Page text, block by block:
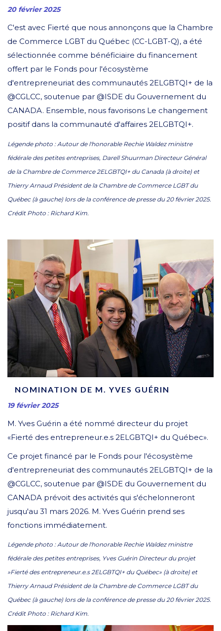
20 février 2025
C'est avec Fierté que nous annonçons que la Chambre
de Commerce LGBT du Québec (CC-LGBT-Q), a été
sélectionnée comme bénéficiaire du financement
offert par le Fonds pour l'écosystème
d'entrepreneuriat des communautés 2ELGBTQI+ de la
@CGLCC, soutenue par @ISDE du Gouvernement du
CANADA. Ensemble, nous favorisons Le changement
positif dans la communauté d'affaires 2ELGBTQI+.
Légende photo : Autour de l'honorable Rechie Waldez ministre
fédérale des petites entreprises, Darell Shuurman Directeur Général
de la Chambre de Commerce 2ELGBTQI+ du Canada (à droite) et
Thierry Arnaud Président de la Chambre de Commerce LGBT du
Québec (à gauche) lors de la conférence de presse du 20 février 2025.
Crédit Photo : Richard Kim.
NOMINATION DE M. YVES GUÉRIN
19 février 2025
M. Yves Guérin a été nommé directeur du projet
«Fierté des entrepreneur.e.s 2ELGBTQI+ du Québec».
Ce projet financé par le Fonds pour l'écosystème
d'entrepreneuriat des communautés 2ELGBTQI+ de la
@CGLCC, soutenue par @ISDE du Gouvernement du
CANADA prévoit des activités qui s'échelonneront
jusqu'au 31 mars 2026. M. Yves Guérin prend ses
fonctions immédiatement.
Légende photo : Autour de l'honorable Rechie Waldez ministre
fédérale des petites entreprises, Yves Guérin Directeur du projet
»Fierté des entrepreneur.e.s 2ELGBTQI+ du Québec» (à droite) et
Thierry Arnaud Président de la Chambre de Commerce LGBT du
Québec (à gauche) lors de la conférence de presse du 20 février 2025.
Crédit Photo : Richard Kim.